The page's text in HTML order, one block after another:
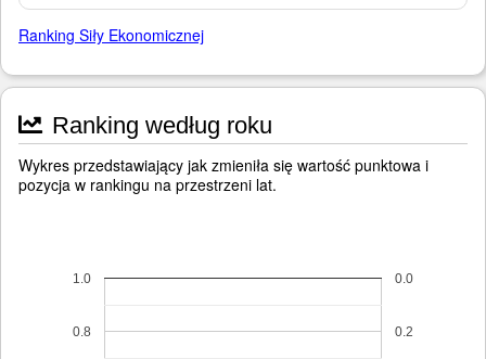
Ranking Siły Ekonomicznej
Ranking według roku
Wykres przedstawiający jak zmieniła się wartość punktowa i
pozycja w rankingu na przestrzeni lat.
0.8
1.0 0.0
0.2